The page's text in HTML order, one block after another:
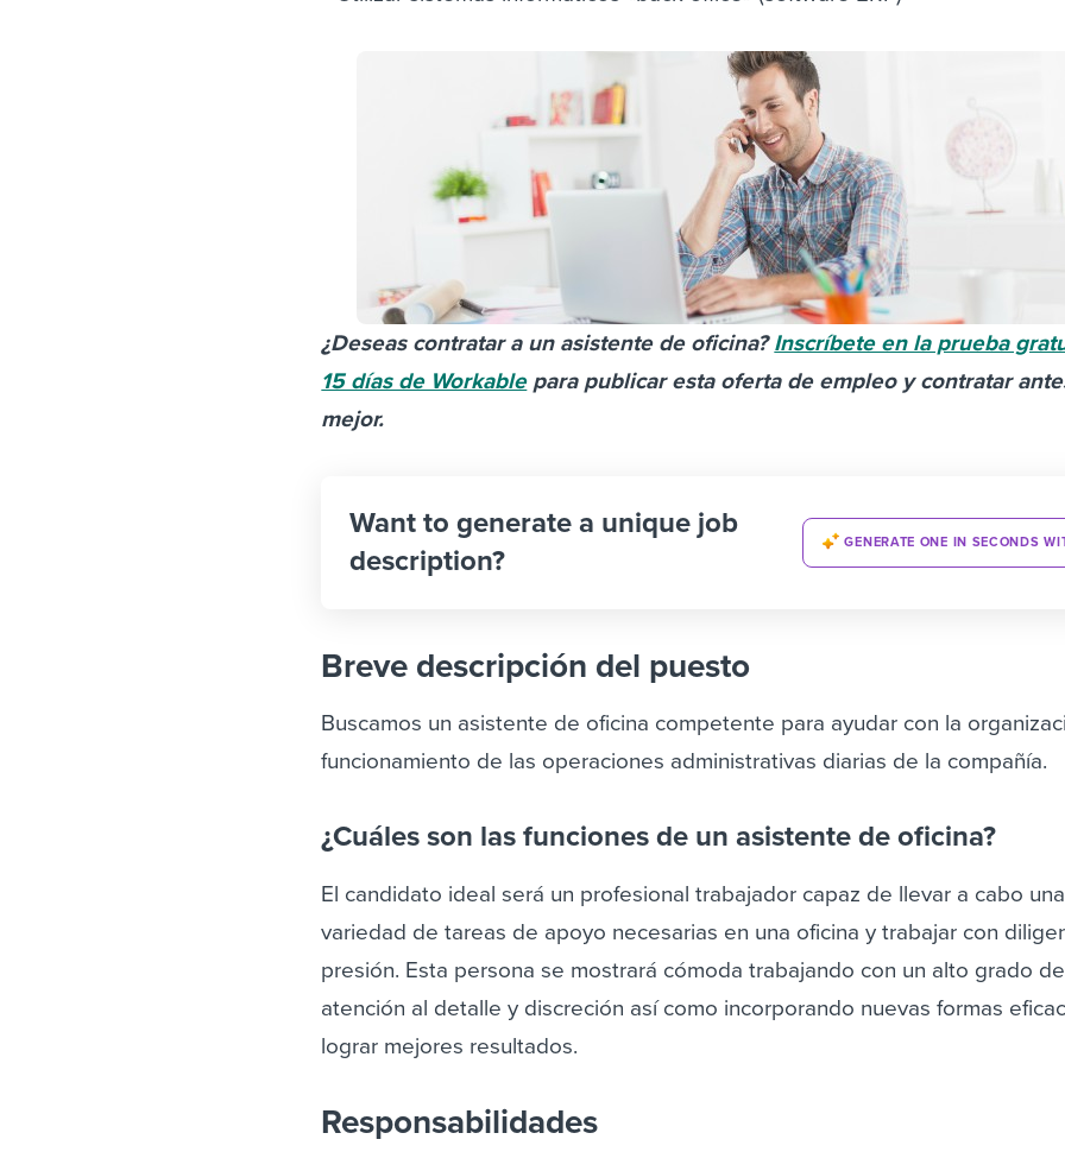
¿Deseas contratar a un asistente de oficina?Inscríbete en la prueba
15 días de Workablepara publicar esta oferta de empleo y contratar
mejor.
Want to generate a unique job
description?
GENERATE ONE IN SECONDS
Breve descripción del puesto
Buscamos un asistente de oficina competente para ayudar con la
funcionamiento de las operaciones administrativas diarias de la compañía.
¿Cuáles son las funciones de un asistente de oficina?
El candidato ideal será un profesional trabajador capaz de llevar a cabo una
variedad de tareas de apoyo necesarias en una oficina y trabajar con
presión. Esta persona se mostrará cómoda trabajando con un alto grado de
atención al detalle y discreción así como incorporando nuevas formas
lograr mejores resultados.
Responsabilidades